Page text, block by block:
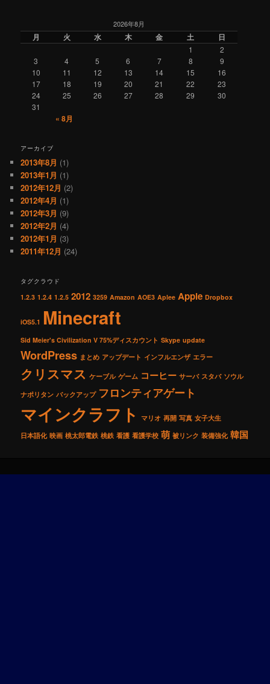
2026年8月
月 火 水 木 金 土 日
1
2
3
4 5 6 7 8
9
10
11 12 13 14 15
16
17
18 19 20 21 22
23
24
25 26 27 28 29
30
31
« 8月
アーカイブ
2013年8月 (1)
2013年1月 (1)
2012年12月 (2)
2012年4月 (1)
2012年3月 (9)
2012年2月 (4)
2012年1月 (3)
2011年12月 (24)
タグクラウド
1.2.3 1.2.4 1.2.5 2012 3259 Amazon AOE3 Aplee Apple Dropbox
iOS5.1 Minecraft
Sid Meier's Civilization V 75%ディスカウント Skype update
WordPress まとめ アップデート インフルエンザ エラー
クリスマス ケーブル ゲーム コーヒー サーバ スタバ ソウル
ナポリタン バックアップ フロンティアゲート
マインクラフト マリオ 再開 写真 女子大生
日本語化 映画 桃太郎電鉄 桃鉄 看護 看護学校 萌 被リンク 装備強化 韓国